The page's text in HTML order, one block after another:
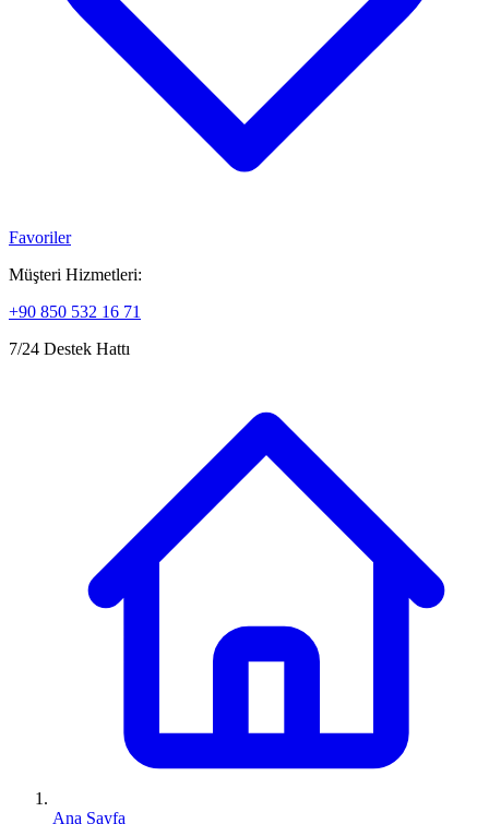
Favoriler
Müşteri Hizmetleri:
+90 850 532 16 71
7/24 Destek Hattı
Ana Sayfa